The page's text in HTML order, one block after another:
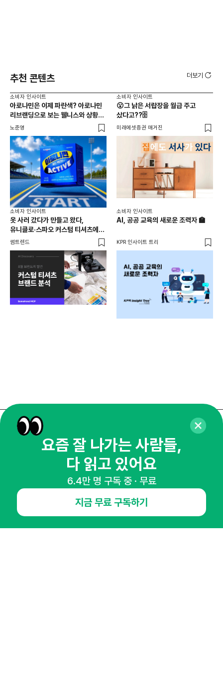
추천 콘텐츠 더보기
소비자 인사이트
아로나민은 이제 파란색? 아로나민
리브랜딩으로 보는 웰니스와 상황
최적화 전략
노준영
소비자 인사이트
😮그 낡은 서랍장을 월급 주고
샀다고??🗄️
미래에셋증권 매거진
소비자 인사이트
옷 사러 갔다가 만들고 왔다,
유니클로·스파오 커스텀 티셔츠에
사람들이 줄 서는 진짜 이유는?
썸트렌드
소비자 인사이트
AI, 공공 교육의 새로운 조력자 🏫
KPR 인사이트 트리
매주 화요일 아침,
마케팅 감각을 깨워 드릴게요!
65,043명의 마케터를 성장시키는 뉴스레터
뉴스레터 구독하기
요즘 잘 나가는 사람들,
다 읽고 있어요
6.4만 명 구독 중 · 무료
지금 무료 구독하기